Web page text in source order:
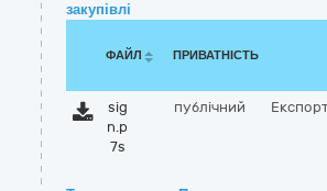
закупівлі
ФАЙЛ ПРИВАТНІСТЬ
sig
n.p
7s
публічний